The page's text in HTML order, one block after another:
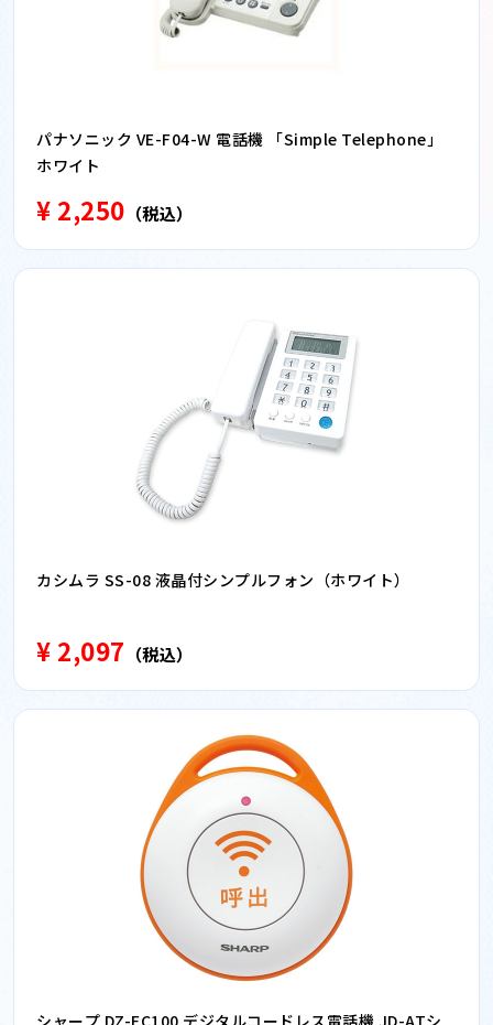
パナソニック VE-F04-W 電話機 「Simple Telephone」
ホワイト
¥ 2,250 （税込）
カシムラ SS-08 液晶付シンプルフォン（ホワイト）
¥ 2,097 （税込）
シャープ DZ-EC100 デジタルコードレス電話機 JD-ATシ